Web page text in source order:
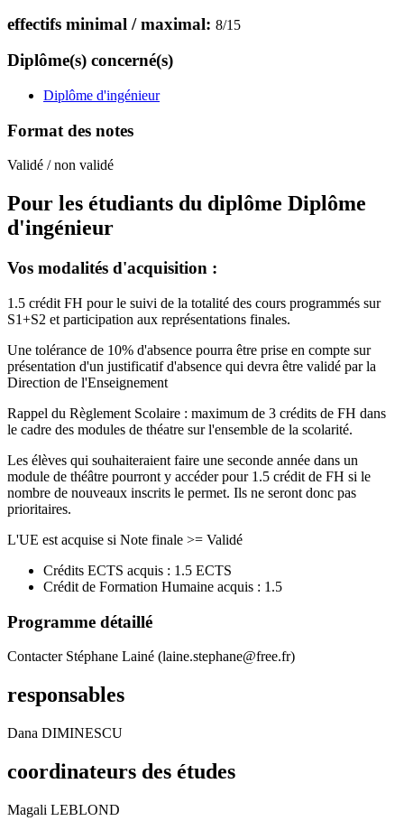
effectifs minimal / maximal: 8/15
Diplôme(s) concerné(s)
Diplôme d'ingénieur
Format des notes
Validé / non validé
Pour les étudiants du diplôme Diplôme
d'ingénieur
Vos modalités d'acquisition :
1.5 crédit FH pour le suivi de la totalité des cours programmés sur
S1+S2 et participation aux représentations finales.
Une tolérance de 10% d'absence pourra être prise en compte sur
présentation d'un justificatif d'absence qui devra être validé par la
Direction de l'Enseignement
Rappel du Règlement Scolaire : maximum de 3 crédits de FH dans
le cadre des modules de théatre sur l'ensemble de la scolarité.
Les élèves qui souhaiteraient faire une seconde année dans un
module de théâtre pourront y accéder pour 1.5 crédit de FH si le
nombre de nouveaux inscrits le permet. Ils ne seront donc pas
prioritaires.
L'UE est acquise si Note finale >= Validé
Crédits ECTS acquis : 1.5 ECTS
Crédit de Formation Humaine acquis : 1.5
Programme détaillé
Contacter Stéphane Lainé (laine.stephane@free.fr)
responsables
Dana DIMINESCU
coordinateurs des études
Magali LEBLOND